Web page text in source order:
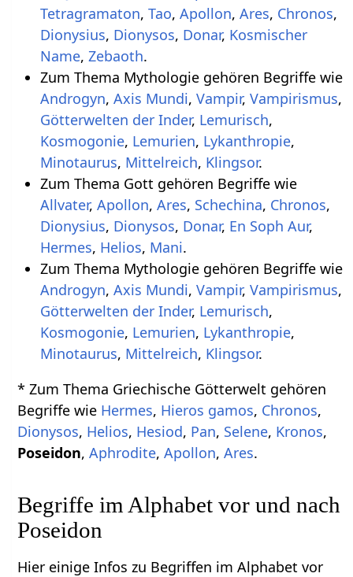
Tetragramaton, Tao, Apollon, Ares, Chronos,
Dionysius, Dionysos, Donar, Kosmischer
Name, Zebaoth.
Zum Thema Mythologie gehören Begriffe wie
Androgyn, Axis Mundi, Vampir, Vampirismus,
Götterwelten der Inder, Lemurisch,
Kosmogonie, Lemurien, Lykanthropie,
Minotaurus, Mittelreich, Klingsor.
Zum Thema Gott gehören Begriffe wie
Allvater, Apollon, Ares, Schechina, Chronos,
Dionysius, Dionysos, Donar, En Soph Aur,
Hermes, Helios, Mani.
Zum Thema Mythologie gehören Begriffe wie
Androgyn, Axis Mundi, Vampir, Vampirismus,
Götterwelten der Inder, Lemurisch,
Kosmogonie, Lemurien, Lykanthropie,
Minotaurus, Mittelreich, Klingsor.
‏‎‏* Zum Thema Griechische Götterwelt‏‎ gehören
Begriffe wie Hermes, Hieros gamos, Chronos,
Dionysos, Helios, Hesiod, Pan, Selene, Kronos,
Poseidon,Aphrodite,Apollon,Ares
Begriffe im Alphabet vor und nach
Poseidon
Hier einige Infos zu Begriffen im Alphabet vor